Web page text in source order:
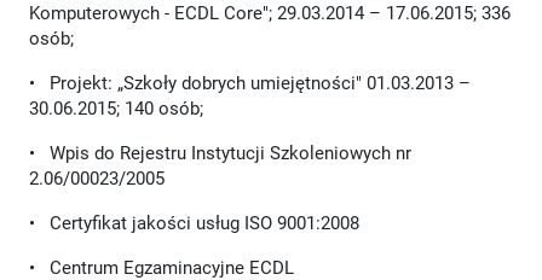
Komputerowych - ECDL Core"; 29.03.2014 – 17.06.2015; 336
osób;
• Projekt: „Szkoły dobrych umiejętności" 01.03.2013 –
30.06.2015; 140 osób;
• Wpis do Rejestru Instytucji Szkoleniowych nr
2.06/00023/2005
• Certyfikat jakości usług ISO 9001:2008
• Centrum Egzaminacyjne ECDL